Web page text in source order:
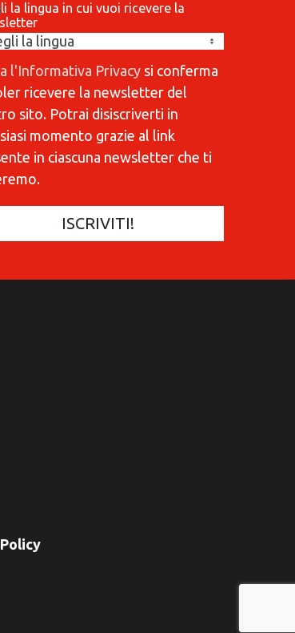
420
la lingua in cui vuoi ricevere la
l'Informativa Privacysi conferma
ricevere la newsletter del
sito. Potrai disiscriverti in
momento grazie al link
in ciascuna newsletter che ti